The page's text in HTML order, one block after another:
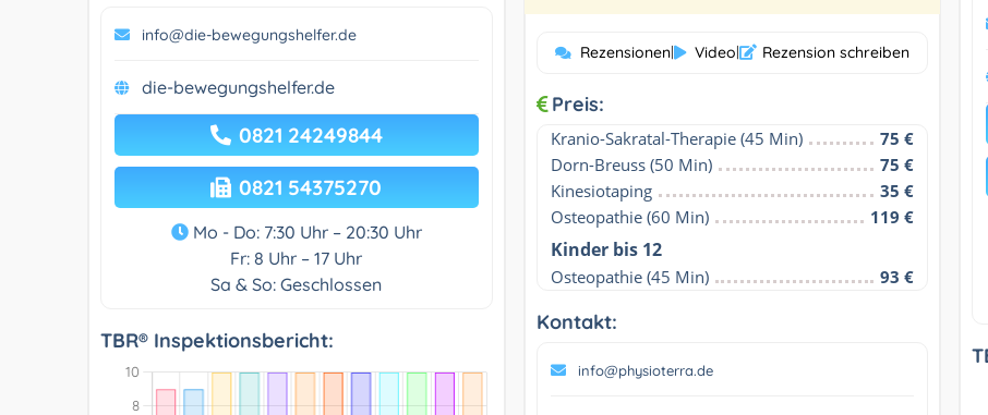
info@die-bewegungshelfer.de
die-bewegungshelfer.de
0821 24249844
0821 54375270
Mo - Do: 7:30 Uhr – 20:30 Uhr
Fr: 8 Uhr – 17 Uhr
Sa & So: Geschlossen
TBR® Inspektionsbericht:
Rezensionen| Video| Rezension schreiben
Preis:
Kranio-Sakratal-Therapie (45 Min)
75 €
Dorn-Breuss (50 Min)
75 €
Kinesiotaping
35 €
Osteopathie (60 Min)
119 €
Kinder bis 12
Osteopathie (45 Min) 93 €
Kontakt:
info@physioterra.de